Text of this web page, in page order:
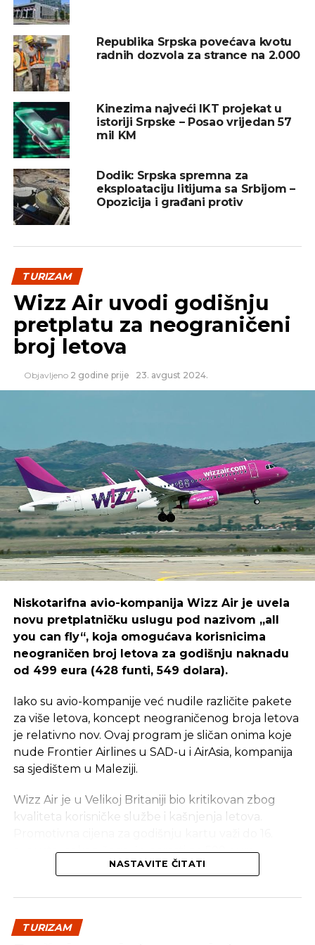
banjskim i planinskim mjestima, dok je prosječno
zadržavanje turista na destinacijama Srpske 2,4
dana.
Prema podacima republičke Turističke
organizacije, u Republici Srpskoj je od 1. jula
iskorišteno ukupno 11.606 turističkih vaučera u 18
destinacija.
Banji Vrućici kod Teslića i smještajnim kapacitetima
u Trebinju, „Termama Ozren“, Јahorini, Palama,
Bijeljini i Banji Laktaši.
Iz Turističke organizacije Republike Srpske
napomenuli su da građani Srpske imaju
mogućnost korištenja turističkih vaučera do 30.
oktobra.
SLIČNE TEME: REPUBLIKA SRPSKA
TURIZAM
TURISTI
SLEDEĆI
Twitter će pokušati putem suda primorati
Maska da kupi kompaniju
NE PROPUSTITE
Cijene galopiraju, količine kaskaju
Republika Srpska povećava kvotu
radnih dozvola za strance na 2.000
Kinezima najveći IKT projekat u
istoriji Srpske – Posao vrijedan 57
mil KM
Dodik: Srpska spremna za
eksploataciju litijuma sa Srbijom –
Opozicija i građani protiv
TURIZAM
Wizz Air uvodi godišnju
pretplatu za neograničeni
broj letova
Objavljeno 2 godine prije 23. avgust 2024.
Niskotarifna avio-kompanija Wizz Air je uvela
novu pretplatničku uslugu pod nazivom „all
you can fly“, koja omogućava korisnicima
neograničen broj letova za godišnju naknadu
od 499 eura (428 funti, 549 dolara).
Iako su avio-kompanije već nudile različite pakete
za više letova, koncept neograničenog broja letova
je relativno nov. Ovaj program je sličan onima koje
nude Frontier Airlines u SAD-u i AirAsia, kompanija
sa sjedištem u Maleziji.
Wizz Air je u Velikoj Britaniji bio kritikovan zbog
kvaliteta korisničke službe i kašnjenja letova.
avgusta, nakon čega će porasti na 599 eura.
Destinacije i aerodromi
putovati do destinacija u Evropi, Sjevernoj Africi,
Bliskom istoku i Aziji, pod uslovom da rezervišu let
NASTAVITE ČITATI
TURIZAM